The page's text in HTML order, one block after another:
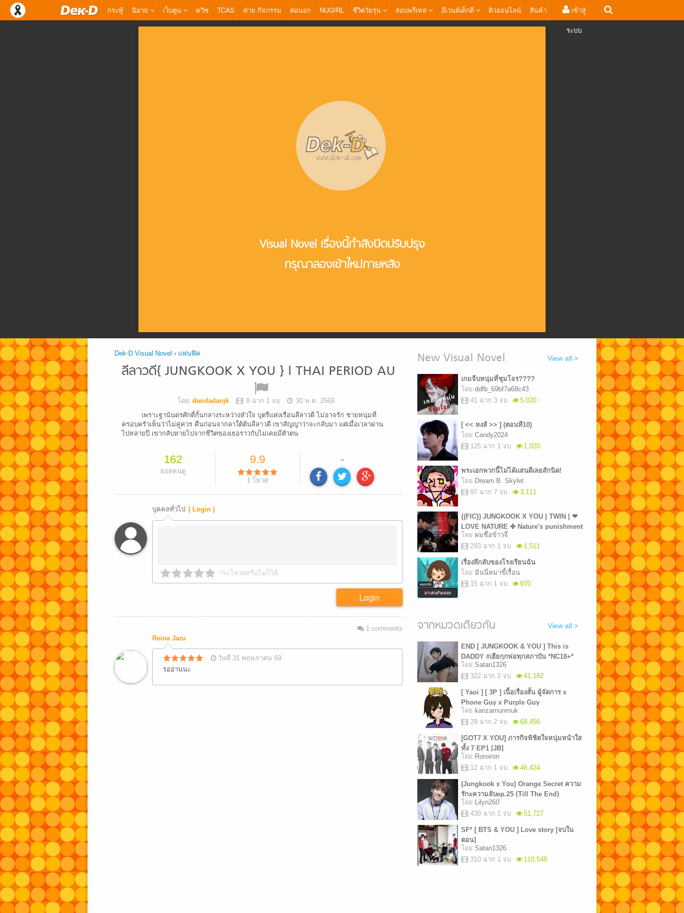
กระทู้ นิยาย เว็บตูน ควิซ TCAS ค่าย กิจกรรม ต่อนอก NUGIRL ชีวิตวัยรุ่น สอบพรีเทส อีเวนต์เด็กดี ติวออนไลน์ สินค้า เข้าสู่
ระบบ
Visual Novel เรื่องนี้กำลังปิดปรับปรุง
กรุณาลองเข้าใหม่ภายหลัง
Dek-D Visual Novel › แฟนฟิค
ลีลาวดี{ JUNGKOOK X YOU } l THAI PERIOD AU
โดย dandadanjk 8 ฉาก 1 จบ
30 พ.ค. 2569
เพราะฐานันดรศักดิ์กั้นกลางระหว่างหัวใจ บุตรีแห่งเรือนลีลาวดี ไม่อาจรัก ชายหนุ่มที่
ครอบครัวเห็นว่าไม่คู่ควร คืนก่อนจากลาใต้ต้นลีลาวดี เขาสัญญาว่าจะกลับมา แต่เมื่อเวลาผ่าน
ไปหลายปี เขากลับหายไปจากชีวิตของเธอราวกับไม่เคยมีตัวตน
162
ยอดคนดู
9.9
1 โหวต
-
บุคคลทั่วไป ( Login )
*จะโหวตหรือไม่ก็ได้
Login
1 comments
Reina Jaru
วันที่ 31 พฤษภาคม 69
รออ่านนะ
New Visual Novel View all >
เกมจีบหนุ่มที่ชุมโจร????
โดย ddfb_69bf7a68c43
41 ฉาก 3 จบ
5,020
[ << หงส์ >> ] (ตอนที10)
โดย Candy2024
125 ฉาก 1 จบ
1,020
พระเอกพวกนี้ไม่ได้แสนดีเลยสักนิด!
โดย Dream B. Skylet
87 ฉาก 7 จบ
3,111
{(FIC}) JUNGKOOK X YOU | TWIN | ❤
LOVE NATURE ✤ Nature's punishment
| INTRO
โดย ผมชื่อข้าวจี่
293 ฉาก 1 จบ
1,511
เรื่องลึกลับของโรงเรียนฉัน
โดย มินนี่หมาขี้เรื้อน
15 ฉาก 1 จบ
970
จากหมวดเดียวกัน View all >
END [ JUNGKOOK & YOU ] This is
DADDY #เฮียกุกพ่อทุกสภาบัน *NC18+*
โดย Satan1326
322 ฉาก 2 จบ
41,182
[ Yaoi ] [ 3P ] เนื้อเรื่องสั้น ผู้จัดการ x
Phone Guy x Purple Guy
โดย kanzamunmuk
29 ฉาก 2 จบ
68,456
[GOT7 X YOU] ภารกิจพิชิตใจหนุ่มหน้าใส
ทั้ง 7 EP1 [JB]
โดย Roroiron
12 ฉาก 1 จบ
46,424
(Jungkook x You) Orange Secret ความ
รักxความลับep.25 {Till The End}
โดย Lilyn260
430 ฉาก 1 จบ
51,727
SF* [ BTS & YOU ] Love story [จบใน
ตอน]
โดย Satan1326
310 ฉาก 1 จบ
110,548